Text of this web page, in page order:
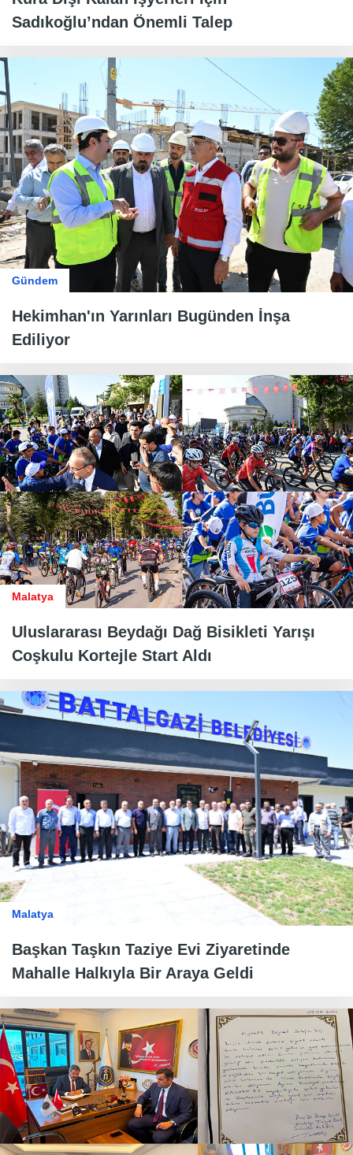
Sadıkoğlu’ndan Önemli Talep
Gündem
Hekimhan'ın Yarınları Bugünden İnşa
Ediliyor
Malatya
Uluslararası Beydağı Dağ Bisikleti Yarışı
Coşkulu Kortejle Start Aldı
Malatya
Başkan Taşkın Taziye Evi Ziyaretinde
Mahalle Halkıyla Bir Araya Geldi